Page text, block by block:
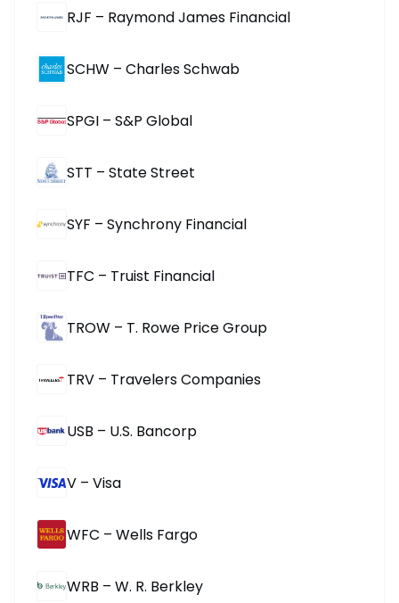
RJF – Raymond James Financial
SCHW – Charles Schwab
SPGI – S&P Global
STT – State Street
SYF – Synchrony Financial
TFC – Truist Financial
TROW – T. Rowe Price Group
TRV – Travelers Companies
USB – U.S. Bancorp
V – Visa
WFC – Wells Fargo
WRB – W. R. Berkley